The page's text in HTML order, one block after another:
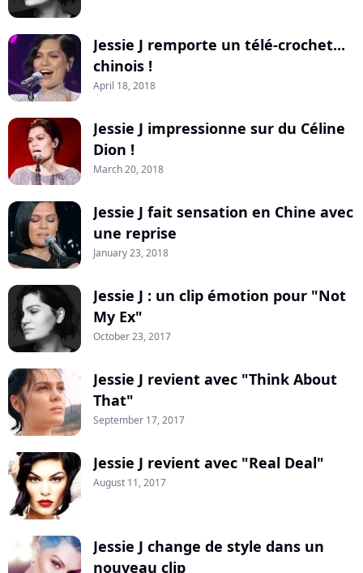
Jessie J remporte un télé-crochet...
chinois !
April 18, 2018
Jessie J impressionne sur du Céline
Dion !
March 20, 2018
Jessie J fait sensation en Chine avec
une reprise
January 23, 2018
Jessie J : un clip émotion pour "Not
My Ex"
October 23, 2017
Jessie J revient avec "Think About
That"
September 17, 2017
Jessie J revient avec "Real Deal"
August 11, 2017
Jessie J change de style dans un
nouveau clip